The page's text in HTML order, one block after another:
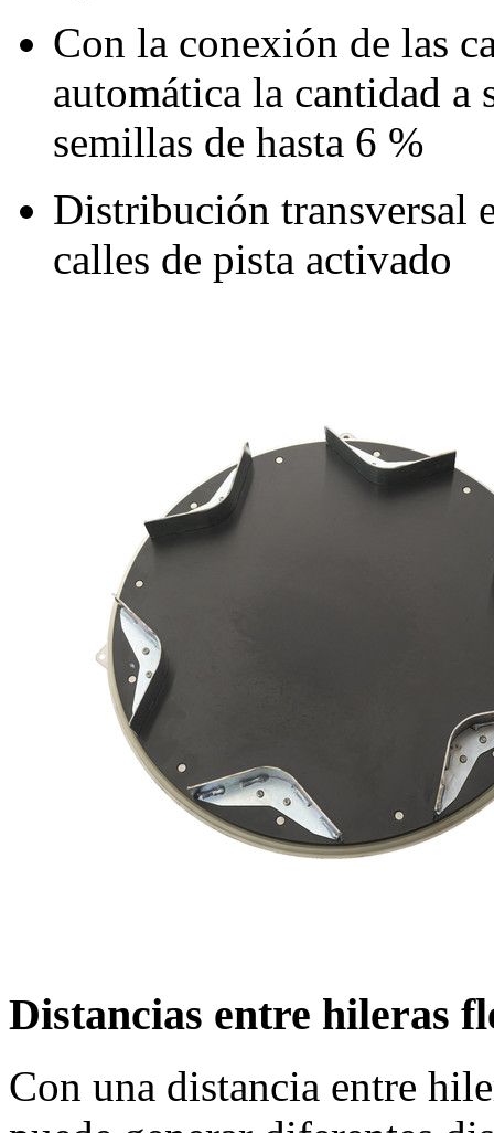
Con la conexión de las
automática la cantidad a
semillas de hasta 6 %
Distribución transversal
calles de pista activado
Distancias entre hileras
Con una distancia entre